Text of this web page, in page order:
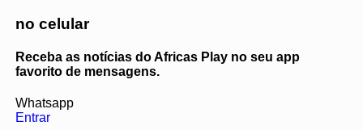
no celular
Receba as notícias do Africas Play no seu app
favorito de mensagens.
Whatsapp
Entrar